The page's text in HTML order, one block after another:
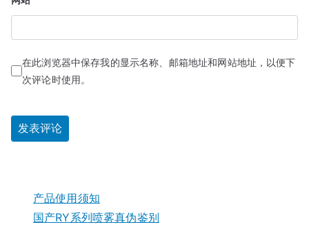
在此浏览器中保存我的显示名称、邮箱地址和网站地址，以便下
次评论时使用。
产品使用须知
国产RY系列喷雾真伪鉴别